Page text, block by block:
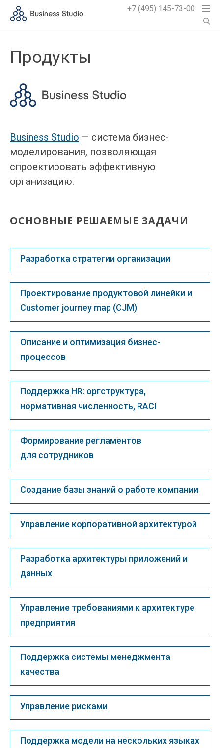
+7 (495) 145-73-00
Продукты
Business Studio — система бизнес-
моделирования, позволяющая
спроектировать эффективную
организацию.
ОСНОВНЫЕ РЕШАЕМЫЕ ЗАДАЧИ
Разработка стратегии организации
Проектирование продуктовой линейки и
Customer journey map (CJM)
Описание и оптимизация бизнес-
процессов
Поддержка HR: оргструктура,
нормативная численность, RACI
Формирование регламентов
для сотрудников
Создание базы знаний о работе компании
Управление корпоративной архитектурой
Разработка архитектуры приложений и
данных
Управление требованиями к архитектуре
предприятия
Поддержка системы менеджмента
качества
Управление рисками
Поддержка модели на нескольких языках